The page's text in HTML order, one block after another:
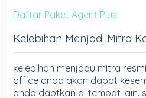
Daftar Paket Agent Plus
Kelebihan Menjadi Mitra
kelebihan menjadu mitra
office anda akan dapat
anda daptkan di tempat lain.